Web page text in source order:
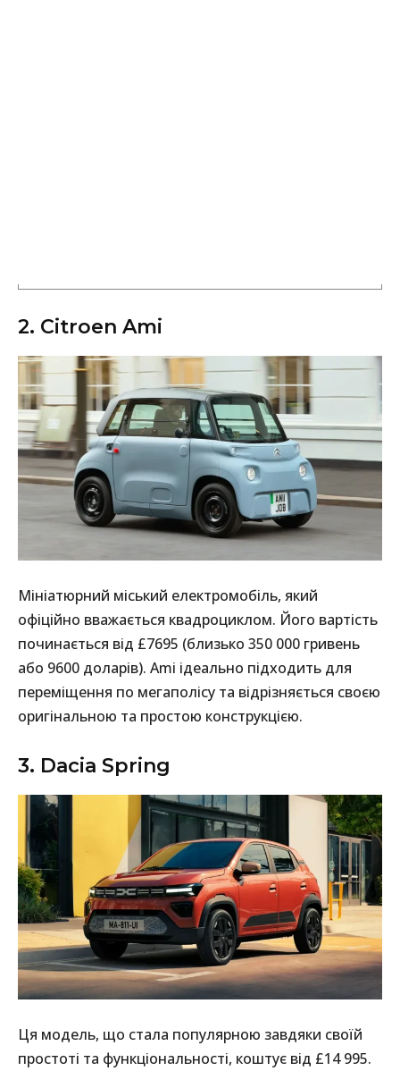
2. Citroen Ami
Мініатюрний міський електромобіль, який
офіційно вважається квадроциклом. Його вартість
починається від £7695 (близько 350 000 гривень
або 9600 доларів). Ami ідеально підходить для
переміщення по мегаполісу та відрізняється своєю
оригінальною та простою конструкцією.
3. Dacia Spring
Ця модель, що стала популярною завдяки своїй
простоті та функціональності, коштує від £14 995.